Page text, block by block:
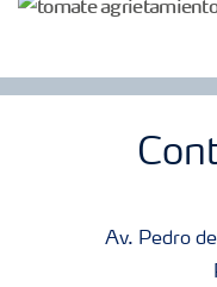
Av. Pedro